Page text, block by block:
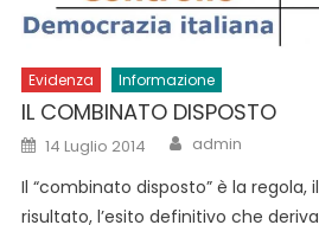
Evidenza Informazione
IL COMBINATO DISPOSTO
Posted
on
14 Luglio 2014 Author
admin
Il “combinato disposto” è la regola, il
risultato, l’esito definitivo che deriva